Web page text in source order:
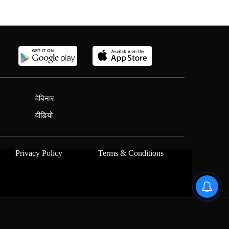
वेबिनार
वीडियो
Privacy Policy Terms & Conditions